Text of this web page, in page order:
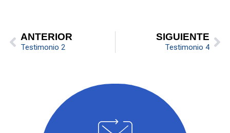
ANTERIOR
Testimonio 2
SIGUIENTE
Testimonio 4